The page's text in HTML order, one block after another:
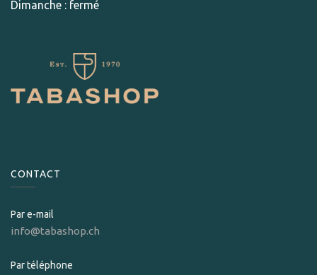
Dimanche : fermé
CONTACT
Par e-mail
info@tabashop.ch
Par téléphone